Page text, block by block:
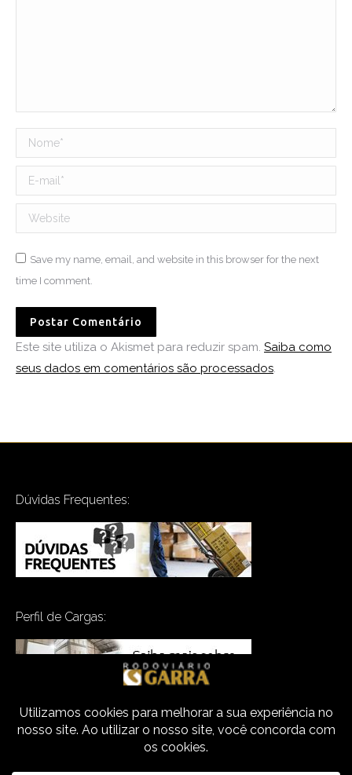
Nome *
E-mail *
Website
Save my name, email, and website in this browser for the next
time I comment.
Postar Comentário
Este site utiliza o Akismet para reduzir spam. Saiba como
seus dados em comentários são processados.
Dúvidas Frequentes:
Perfil de Cargas: